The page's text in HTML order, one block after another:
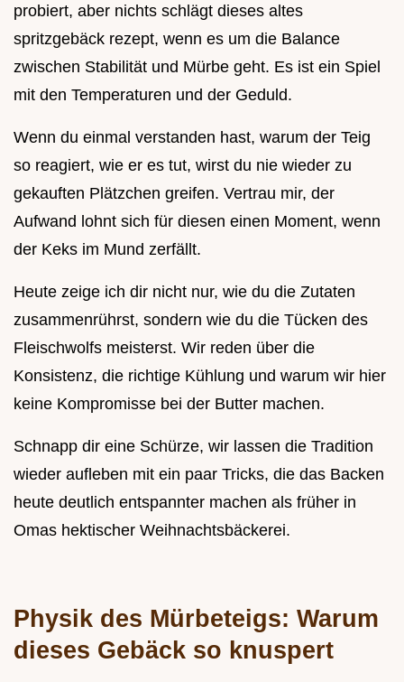
probiert, aber nichts schlägt dieses altes
spritzgebäck rezept, wenn es um die Balance
zwischen Stabilität und Mürbe geht. Es ist ein Spiel
mit den Temperaturen und der Geduld.
Wenn du einmal verstanden hast, warum der Teig
so reagiert, wie er es tut, wirst du nie wieder zu
gekauften Plätzchen greifen. Vertrau mir, der
Aufwand lohnt sich für diesen einen Moment, wenn
der Keks im Mund zerfällt.
Heute zeige ich dir nicht nur, wie du die Zutaten
zusammenrührst, sondern wie du die Tücken des
Fleischwolfs meisterst. Wir reden über die
Konsistenz, die richtige Kühlung und warum wir hier
keine Kompromisse bei der Butter machen.
Schnapp dir eine Schürze, wir lassen die Tradition
wieder aufleben mit ein paar Tricks, die das Backen
heute deutlich entspannter machen als früher in
Omas hektischer Weihnachtsbäckerei.
Physik des Mürbeteigs: Warum
dieses Gebäck so knuspert